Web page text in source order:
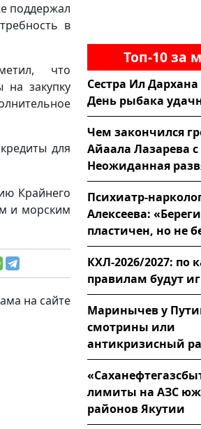
поддержал
в
что
на закупку
для
Крайнего
и морским
на сайте
Топ-10 за
Сестра Ил
День рыбака
Чем закончился
Айаала Лазарева с
Неожиданная
Психиатр-
Алексеева:
пластичен, но не
КХЛ-2026/2027: по
правилам будут
Маринычев у
смотрины или
антикризисный
лимиты на АЗС
районов Якутии